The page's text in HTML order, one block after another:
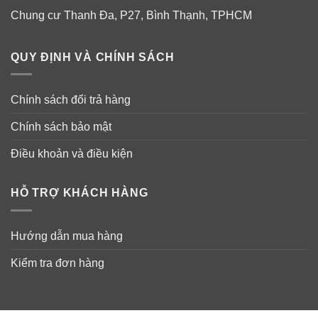
Chung cư Thanh Đa, P27, Bình Thạnh, TPHCM
QUY ĐỊNH VÀ CHÍNH SÁCH
Chính sách đổi trả hàng
Chính sách bảo mật
Điều khoản và điều kiện
HỖ TRỢ KHÁCH HÀNG
Hướng dẫn mua hàng
Kiểm tra đơn hàng